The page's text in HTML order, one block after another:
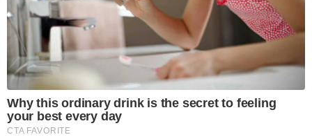
Why this ordinary drink is the secret to feeling
your best every day
CTA FAVORITE